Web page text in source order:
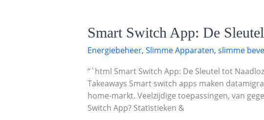
Smart Switch App: De
Energiebeheer, Slimme Apparaten, slimme
“`html Smart Switch App: De Sleutel tot
Takeaways Smart switch apps maken
home-markt. Veelzijdige toepassingen, van
Switch App? Statistieken &
Smart
Switch
App:
Sleutel
tot
Naadloze
Overdracht